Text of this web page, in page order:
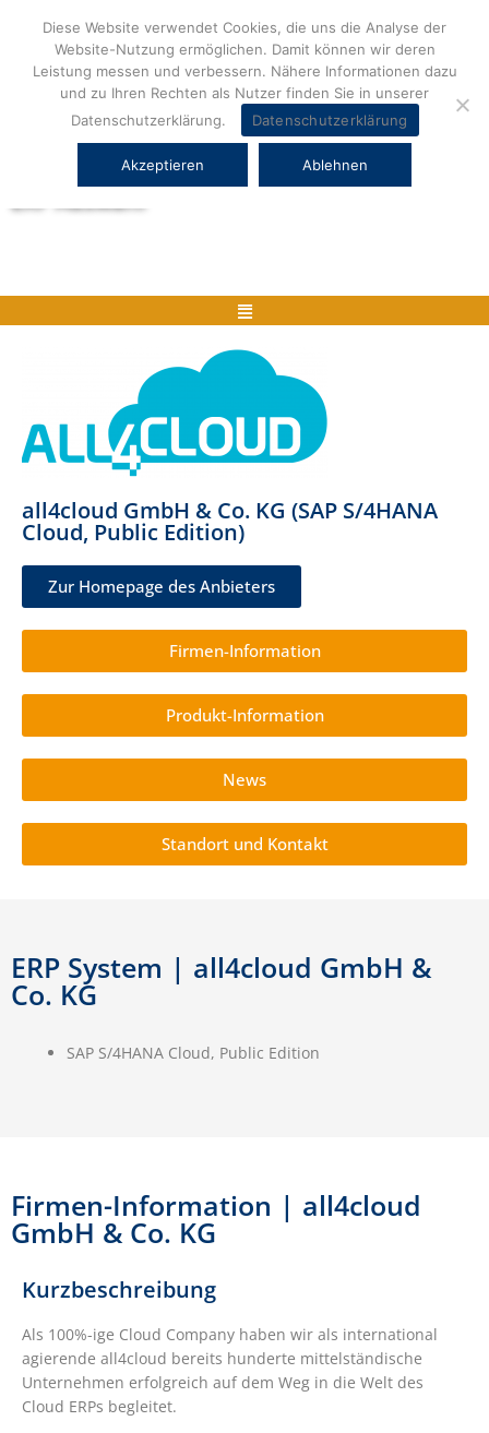
springen
Herstellerneutrale ERP Beratung und
Menü
all4cloud GmbH & Co. KG (SAP S/4HANA
Cloud, Public Edition)
Zur Homepage des Anbieters
Firmen-Information
Produkt-Information
News
Standort und Kontakt
ERP System | all4cloud GmbH &
Co. KG
SAP S/4HANA Cloud, Public Edition
Firmen-Information | all4cloud
GmbH & Co. KG
Kurzbeschreibung
Als 100%-ige Cloud Company haben wir als international
agierende all4cloud bereits hunderte mittelständische
Unternehmen erfolgreich auf dem Weg in die Welt des
Cloud ERPs begleitet.
Diese Website verwendet Cookies, die uns die Analyse der
Website-Nutzung ermöglichen. Damit können wir deren
Leistung messen und verbessern. Nähere Informationen dazu
und zu Ihren Rechten als Nutzer finden Sie in unserer
Datenschutzerklärung.
Datenschutzerklärung
Akzeptieren Ablehnen